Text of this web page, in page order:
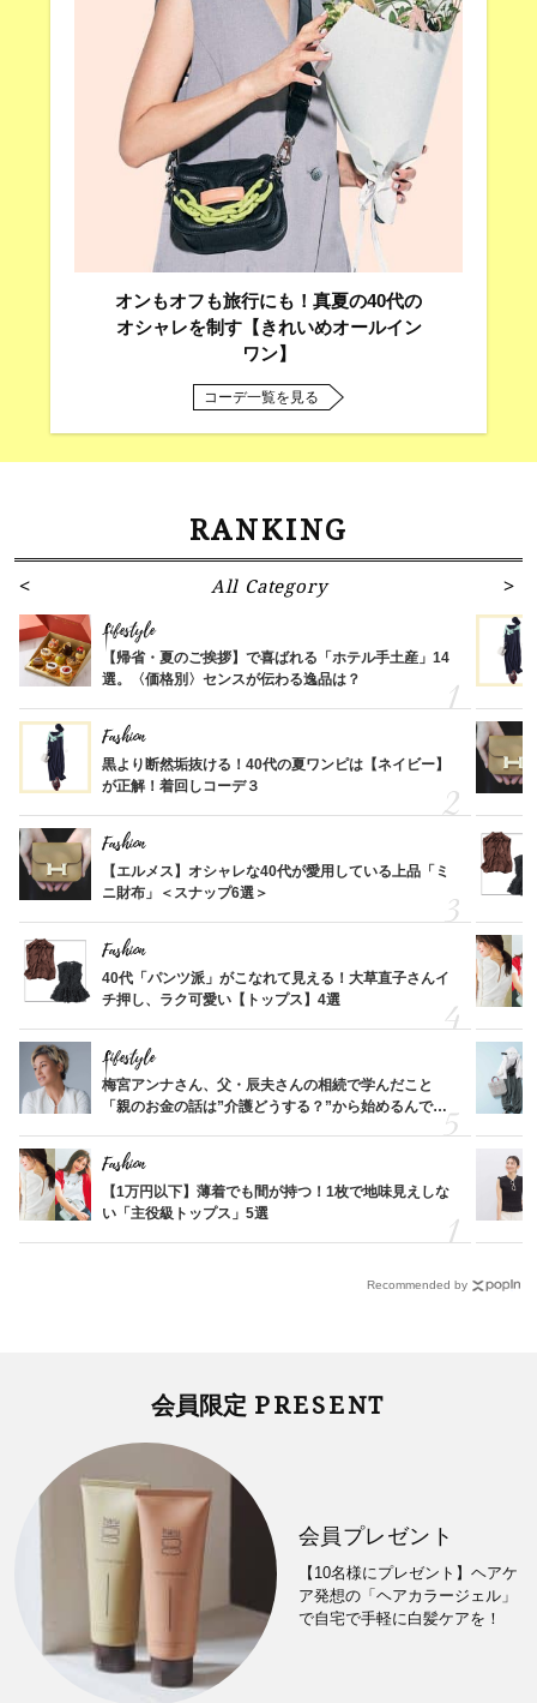
オンもオフも旅行にも！真夏の40代の
オシャレを制す【きれいめオールイン
ワン】
コーデ一覧を見る
RANKING
All Category
Lifestyle
【帰省・夏のご挨拶】で喜ばれる「ホテル手土産」14
選。〈価格別〉センスが伝わる逸品は？
Fashion
黒より断然垢抜ける！40代の夏ワンピは【ネイビー】
が正解！着回しコーデ３
Fashion
【エルメス】オシャレな40代が愛用している上品「ミ
ニ財布」＜スナップ6選＞
Fashion
40代「パンツ派」がこなれて見える！大草直子さんイ
チ押し、ラク可愛い【トップス】4選
Lifestyle
梅宮アンナさん、父・辰夫さんの相続で学んだこと
「親のお金の話は”介護どうする？”から始めるんで
Fashion
【1万円以下】薄着でも間が持つ！1枚で地味見えしな
い「主役級トップス」5選
Recommended by
会員限定 PRESENT
会員プレゼント
【10名様にプレゼント】ヘアケ
ア発想の「ヘアカラージェル」
で自宅で手軽に白髪ケアを！